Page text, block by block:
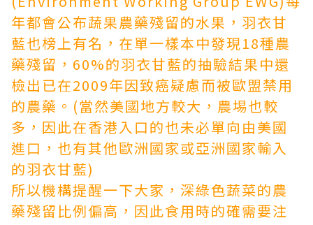
年都會公布蔬果農藥殘留的水果，羽衣甘
藍也榜上有名，在單一樣本中發現18種農
藥殘留，60%的羽衣甘藍的抽驗結果中還
檢出已在2009年因致癌疑慮而被歐盟禁用
的農藥。(當然美國地方較大，農埸也較
多，因此在香港入口的也未必單向由美國
進口，也有其他歐洲國家或亞洲國家輸入
的羽衣甘藍)
所以機構提醒一下大家，深綠色蔬菜的農
藥殘留比例偏高，因此食用時的確需要注